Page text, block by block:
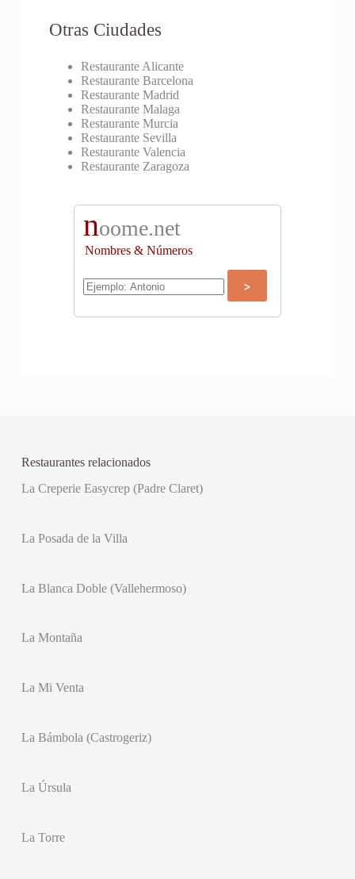
Otras Ciudades
Restaurante Alicante
Restaurante Barcelona
Restaurante Madrid
Restaurante Malaga
Restaurante Murcia
Restaurante Sevilla
Restaurante Valencia
Restaurante Zaragoza
noome.net
Nombres & Números
Restaurantes relacionados
La Creperie Easycrep (Padre Claret)
La Posada de la Villa
La Blanca Doble (Vallehermoso)
La Montaña
La Mi Venta
La Bámbola (Castrogeriz)
La Úrsula
La Torre